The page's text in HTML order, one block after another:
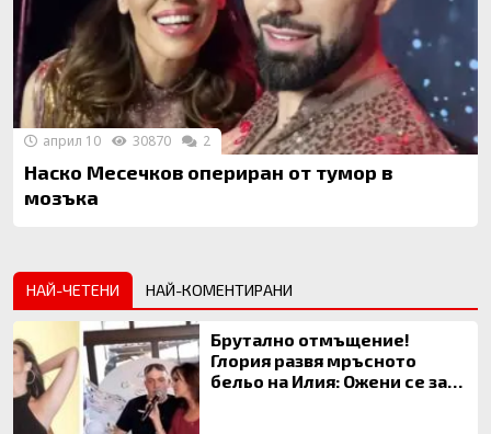
Наско Месечков опериран от тумор в
мозъка
април 10 30870 2
НАЙ-ЧЕТЕНИ НАЙ-КОМЕНТИРАНИ
Брутално отмъщение!
Глория развя мръсното
бельо на Илия: Ожени се за